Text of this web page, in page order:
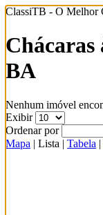
ClassiTB - O Melhor
Chácaras
BA
Nenhum imóvel
Exibir
Ordenar por
Mapa | Lista | Tabela |